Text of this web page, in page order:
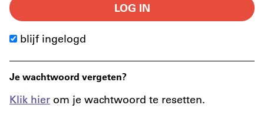
LOG IN
blijf ingelogd
Je wachtwoord vergeten?
Klik hier om je wachtwoord te resetten.